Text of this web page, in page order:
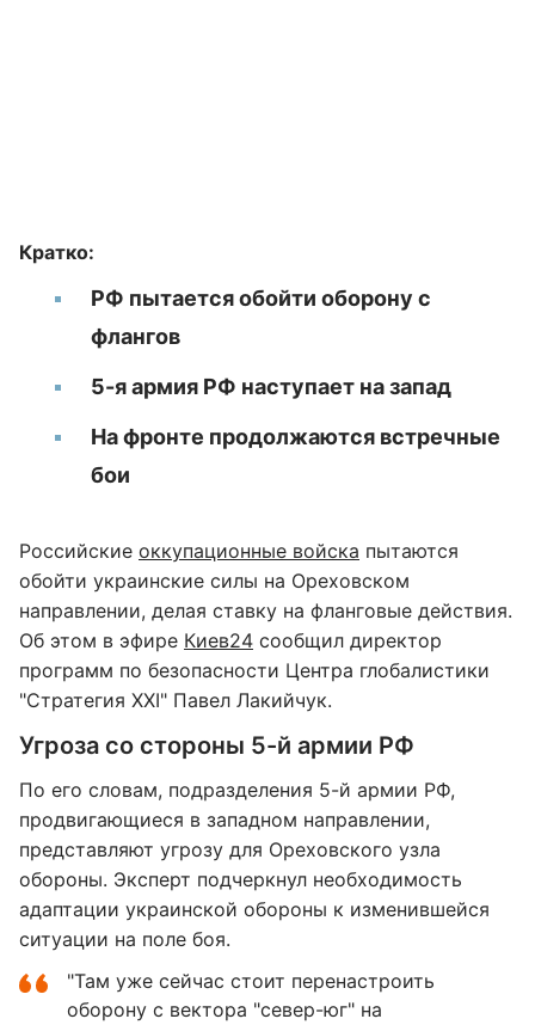
Кратко:
РФ пытается обойти оборону с
флангов
5-я армия РФ наступает на запад
На фронте продолжаются встречные
бои
Российские оккупационные войска пытаются
обойти украинские силы на Ореховском
направлении, делая ставку на фланговые действия.
Об этом в эфире Киев24 сообщил директор
программ по безопасности Центра глобалистики
"Стратегия XXI" Павел Лакийчук.
Угроза со стороны 5-й армии РФ
По его словам, подразделения 5-й армии РФ,
продвигающиеся в западном направлении,
представляют угрозу для Ореховского узла
обороны. Эксперт подчеркнул необходимость
адаптации украинской обороны к изменившейся
ситуации на поле боя.
"Там уже сейчас стоит перенастроить
оборону с вектора "север-юг" на